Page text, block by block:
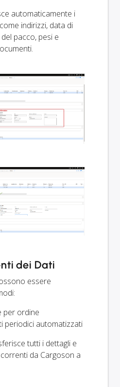
automaticamente i
indirizzi, data di
pacco, pesi e
dei Dati
essere
per ordine
periodici automatizzati
tutti i dettagli e
da Cargoson a